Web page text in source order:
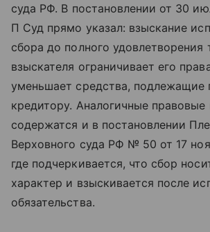
суда РФ. В постановлении от 30
П Суд прямо указал: взыскание
сбора до полного удовлетворения
взыскателя ограничивает его
уменьшает средства, подлежащие
кредитору. Аналогичные правовые
содержатся и в постановлении
Верховного суда РФ № 50 от 17
где подчеркивается, что сбор
характер и взыскивается после
обязательства.